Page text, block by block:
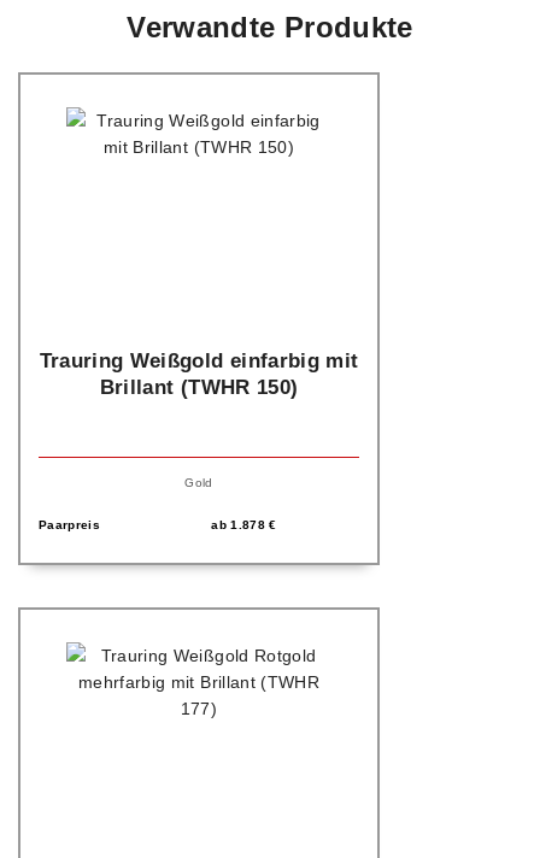
Verwandte Produkte
Trauring Weißgold einfarbig mit
Brillant (TWHR 150)
Gold
Paarpreis ab1.878€